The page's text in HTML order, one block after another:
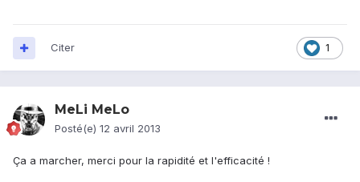
1
Citer
MeLi MeLo
Posté(e) 12 avril 2013
Ça a marcher, merci pour la rapidité et l'efficacité !